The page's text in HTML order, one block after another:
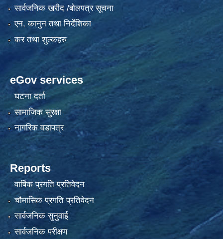
सार्वजनिक खरीद /बोलपत्र सूचना
एन, कानुन तथा निर्देशिका
कर तथा शुल्कहरु
eGov services
घटना दर्ता
सामाजिक सुरक्षा
नागरिक वडापत्र
Reports
वार्षिक प्रगति प्रतिवेदन
चौमासिक प्रगति प्रतिवेदन
सार्वजनिक सुनुवाई
सार्वजनिक परीक्षण